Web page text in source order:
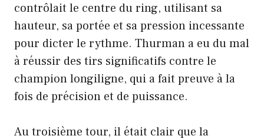
contrôlait le centre du ring, utilisant sa
hauteur, sa portée et sa pression incessante
pour dicter le rythme. Thurman a eu du mal
à réussir des tirs significatifs contre le
champion longiligne, qui a fait preuve à la
fois de précision et de puissance.
Au troisième tour, il était clair que la